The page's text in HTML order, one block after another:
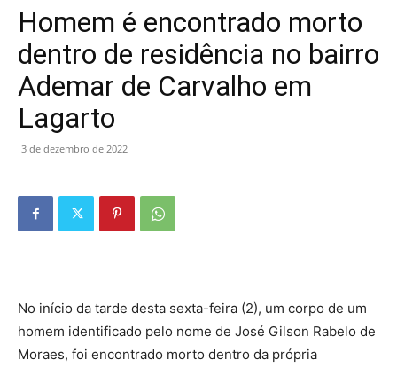
Homem é encontrado morto
dentro de residência no bairro
Ademar de Carvalho em
Lagarto
3 de dezembro de 2022
No início da tarde desta sexta-feira (2), um corpo de um
homem identificado pelo nome de José Gilson Rabelo de
Moraes, foi encontrado morto dentro da própria